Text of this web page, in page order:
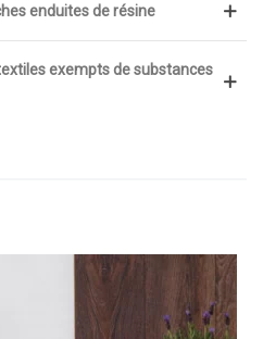
enduites de résine
exempts de substances